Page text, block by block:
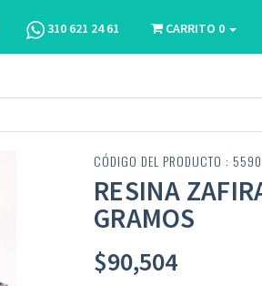
310 621 24 61 CARRITO 0
CÓDIGO DEL PRODUCTO : 5590
RESINA
GRAMOS
$90,504